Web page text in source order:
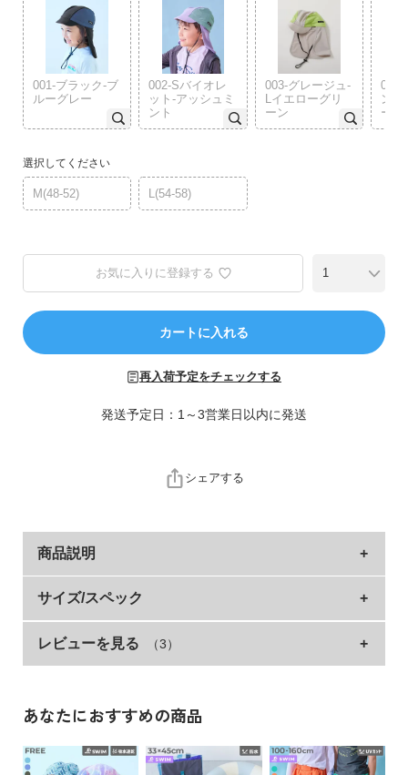
ら
探
す
新
作
ら
探
す
探
す
ル
ロ
ッ
ク
001-ブラック-ブ
ルーグレー
002-Sバイオレ
ット-アッシュミ
ント
003-グレージュ-
Lイエローグリ
ーン
004-
ン
ー
選択してください
M(48-52) L(54-58)
お気に入りに登録する
カートに入れる
再入荷予定をチェックする
発送予定日：1～3営業日以内に発送
シェアする
商品説明
水着と同素材のスイムキャップが登場。
ム。
つけ外し簡単な顎ひももポイント。
毎日の紫外線からお子さまの肌を守れるように、遮蔽率90%以
上の素材を使用しています。
サイズ/スペック
サイズ 日除ガード布丈
帽子口囲
素材・仕様
レビューを見る （3）
あなたにおすすめの商品